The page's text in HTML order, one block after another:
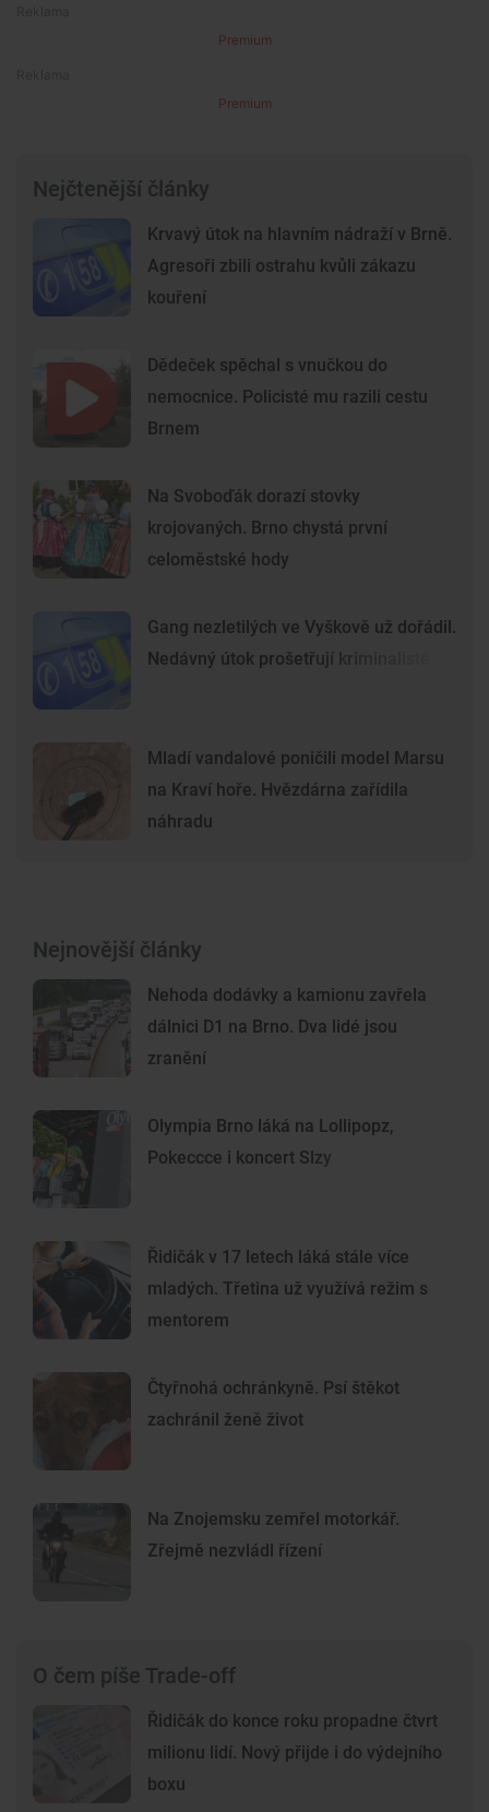
Premium
Premium
Nejčtenější články
Krvavý útok na hlavním nádraží v Brně.
Agresoři zbili ostrahu kvůli zákazu
kouření
Dědeček spěchal s vnučkou do
nemocnice. Policisté mu razili cestu
Brnem
Na Svoboďák dorazí stovky
krojovaných. Brno chystá první
celoměstské hody
Gang nezletilých ve Vyškově už dořádil.
Nedávný útok prošetřují kriminalisté
Mladí vandalové poničili model Marsu
na Kraví hoře. Hvězdárna zařídila
náhradu
Nejnovější články
Nehoda dodávky a kamionu zavřela
dálnici D1 na Brno. Dva lidé jsou
zranění
Olympia Brno láká na Lollipopz,
Pokeccce i koncert Slzy
Řidičák v 17 letech láká stále více
mladých. Třetina už využívá režim s
mentorem
Čtyřnohá ochránkyně. Psí štěkot
zachránil ženě život
Na Znojemsku zemřel motorkář.
Zřejmě nezvládl řízení
O čem píše Trade-off
Řidičák do konce roku propadne čtvrt
milionu lidí. Nový přijde i do výdejního
boxu